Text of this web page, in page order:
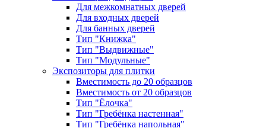
Для межкомнатных дверей
Для входных дверей
Для банных дверей
Тип "Книжка"
Тип "Выдвижные"
Тип "Модульные"
Экспозиторы для плитки
Вместимость до 20 образцов
Вместимость от 20 образцов
Тип "Ёлочка"
Тип "Гребёнка настенная"
Тип "Гребёнка напольная"